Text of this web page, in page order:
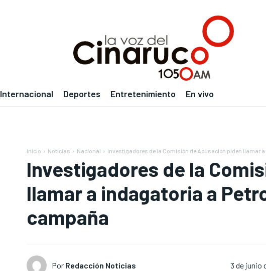
Internacional Deportes Entretenimiento En vivo
Inicio Noticias Nacional Investigadores de la Comisión de Acusación piden llamar a
Investigadores de la
llamar a indagatoria a
campaña
Por Redacción Noticias 3 de junio